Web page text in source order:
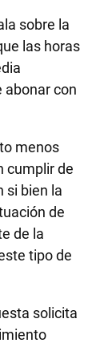
sobre la
las horas
abonar con
menos
cumplir de
si bien la
de
de la
tipo de
solicita